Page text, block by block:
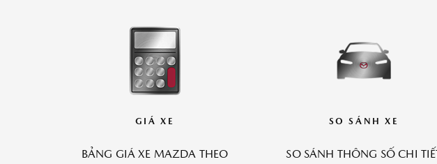
GIÁ XE
BẢNG GIÁ XE MAZDA THEO
SO SÁNH XE
SO SÁNH THÔNG SỐ CHI TIẾT